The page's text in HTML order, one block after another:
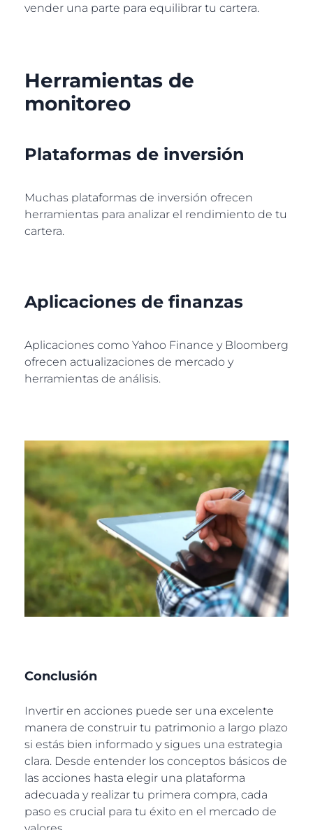
vender una parte para equilibrar tu cartera.
Herramientas de
monitoreo
Plataformas de inversión
Muchas plataformas de inversión ofrecen
herramientas para analizar el rendimiento de tu
cartera.
Aplicaciones de finanzas
Aplicaciones como Yahoo Finance y Bloomberg
ofrecen actualizaciones de mercado y
herramientas de análisis.
Conclusión
Invertir en acciones puede ser una excelente
manera de construir tu patrimonio a largo plazo
si estás bien informado y sigues una estrategia
clara. Desde entender los conceptos básicos de
las acciones hasta elegir una plataforma
adecuada y realizar tu primera compra, cada
paso es crucial para tu éxito en el mercado de